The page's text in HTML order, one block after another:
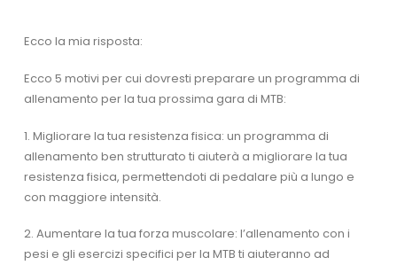
Ecco la mia risposta:
Ecco 5 motivi per cui dovresti preparare un programma di
allenamento per la tua prossima gara di MTB:
1. Migliorare la tua resistenza fisica: un programma di
allenamento ben strutturato ti aiuterà a migliorare la tua
resistenza fisica, permettendoti di pedalare più a lungo e
con maggiore intensità.
2. Aumentare la tua forza muscolare: l’allenamento con i
pesi e gli esercizi specifici per la MTB ti aiuteranno ad